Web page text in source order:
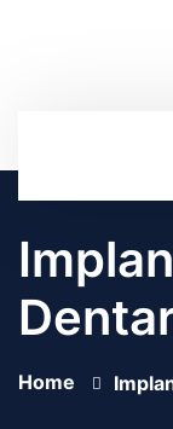
Home